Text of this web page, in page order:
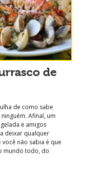
de
de como sabe
Afinal, um
e amigos
deixar qualquer
não sabia é que
mundo todo, do